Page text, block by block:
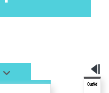
Outils